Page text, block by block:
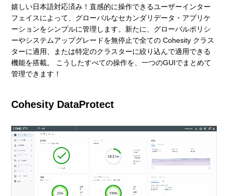
嬉しい日本語対応済み！直感的に操作できるユーザーインター
フェイスによって、グローバルなセカンダリデータ・アプリケ
ーションをシンプルに管理します。新たに、グローバルポリシ
ーやシステムアップグレードを無停止で全ての Cohesity クラス
ターに適用、または特定のクラスターに絞り込んで適用できる
機能を搭載。 こうしたすべての操作を、一つのGUIでまとめて
管理できます！
Cohesity DataProtect